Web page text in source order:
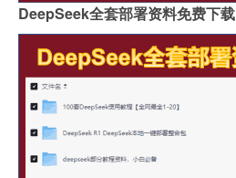
DeepSeek全套部署资料免费下载